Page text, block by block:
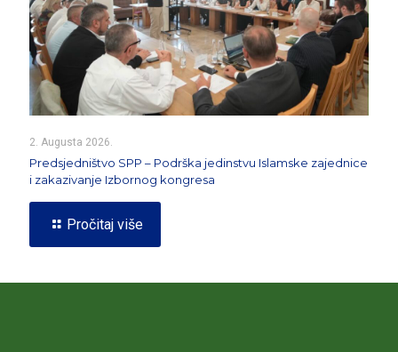
2. Augusta 2026.
Predsjedništvo SPP – Podrška jedinstvu Islamske zajednice
i zakazivanje Izbornog kongresa
Pročitaj više